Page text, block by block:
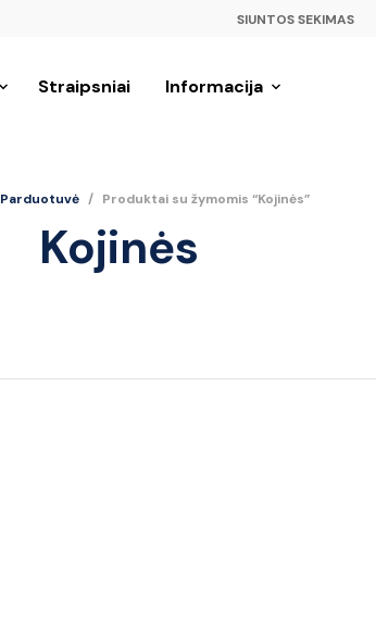
SIUNTOS SEKIMAS
Straipsniai Informacija
Parduotuvė / Produktai su žymomis “Kojinės”
Kojinės